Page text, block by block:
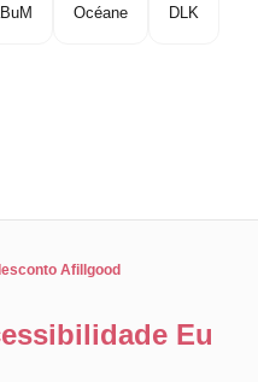
Océane DLK
Afillgood
Eu